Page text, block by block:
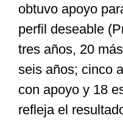
obtuvo apoyo
perfil deseable
tres años, 20
seis años; cinco
con apoyo y 18
refleja el